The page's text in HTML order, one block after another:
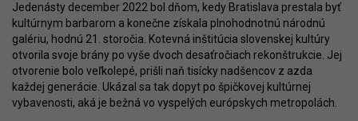
Jedenásty december 2022 bol dňom, kedy Bratislava prestala byť
kultúrnym barbarom a konečne získala plnohodnotnú národnú
galériu, hodnú 21. storočia. Kotevná inštitúcia slovenskej kultúry
otvorila svoje brány po vyše dvoch desaťročiach rekonštrukcie. Jej
otvorenie bolo veľkolepé, prišli naň tisícky nadšencov z azda
každej generácie. Ukázal sa tak dopyt po špičkovej kultúrnej
vybavenosti, aká je bežná vo vyspelých európskych metropolách.